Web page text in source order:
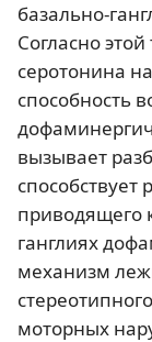
базально-
Согласно
серотонина
способность
вызывает
способствует
приводящего
ганглиях
механизм
моторных